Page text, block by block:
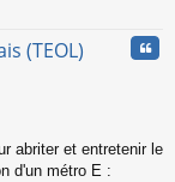
(TEOL)
abriter et entretenir le
d'un métro E :